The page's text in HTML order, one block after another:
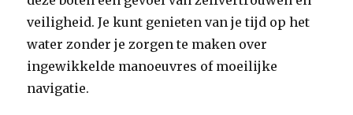
veiligheid. Je kunt genieten van je tijd op het
water zonder je zorgen te maken over
ingewikkelde manoeuvres of moeilijke
navigatie.